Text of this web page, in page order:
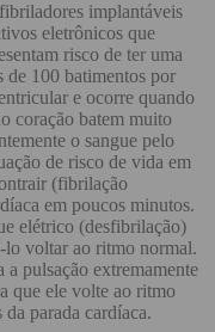
implantáveis
eletrônicos que
risco de ter uma
de 100 batimentos por
e ocorre quando
coração batem muito
o sangue pelo
de risco de vida em
(fibrilação
em poucos minutos.
elétrico (desfibrilação)
lo voltar ao ritmo normal.
pulsação extremamente
que ele volte ao ritmo
parada cardíaca.